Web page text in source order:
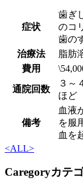
症状
歯ぎ
のコ
歯の
治療法
脂肪
費用
通院回数
３～
ほど
備考
血液
を
血を
<ALL>
Caregoryカテ